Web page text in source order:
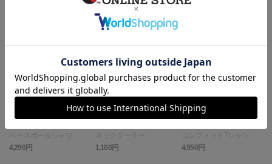
ベースボールシャツ
4,290円
ネッククーラー
1,100円
コンフィットTシャツ
4,950円